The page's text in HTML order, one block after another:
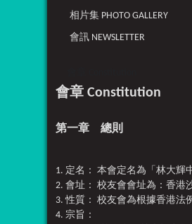
相片集 PHOTO GALLERY
會訊 NEWSLETTER
會章 Constitution
第一章 總則
1. 定名： 本會定名為「林大輝
2. 會址： 校友會會址為：香港
3. 性質： 校友會為根據香港法
4. 宗旨：